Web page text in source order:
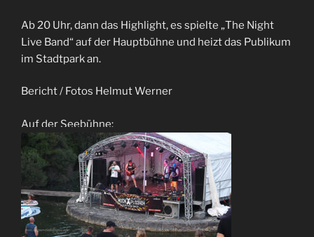
Ab 20 Uhr, dann das Highlight, es spielte „The Night
Live Band“ auf der Hauptbühne und heizt das Publikum
im Stadtpark an.
Bericht / Fotos Helmut Werner
Auf der Seebühne: